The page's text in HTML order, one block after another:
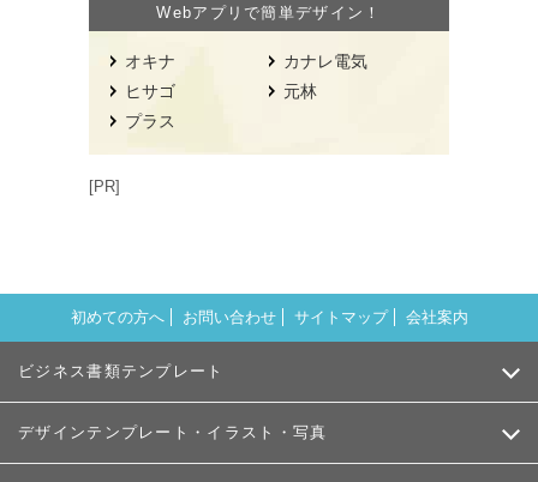
Webアプリで簡単デザイン！
オキナ
ヒサゴ
プラス
カナレ電気
元林
[PR]
初めての方へ お問い合わせ サイトマップ 会社案内
ビジネス書類テンプレート
デザインテンプレート・イラスト・写真